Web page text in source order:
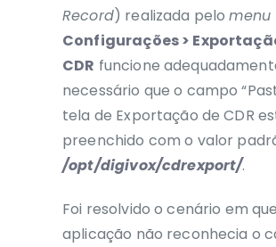
Record) realizada pelomenu
Configurações >
CDR funcione
necessário que o campo
tela de Exportação de CDR
preenchido com o valor
/opt/digivox/cdrexport/.
Foi resolvido o cenário em
aplicação não reconhecia o